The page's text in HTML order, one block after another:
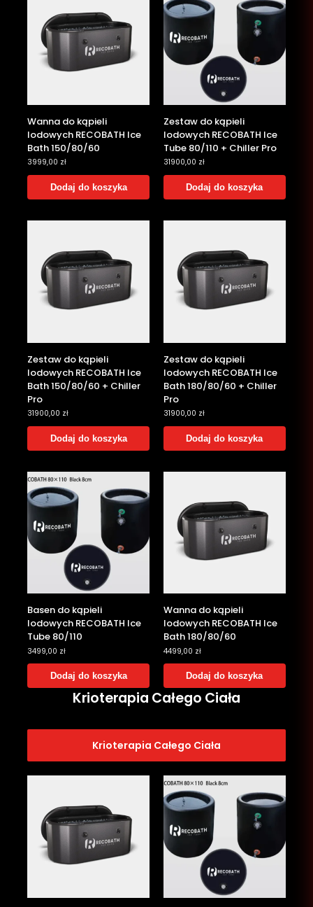
Wanna do kąpieli
lodowych RECOBATH Ice
Bath 150/80/60
3999,00 zł
Dodaj do koszyka
Zestaw do kąpieli
lodowych RECOBATH Ice
Tube 80/110 + Chiller Pro
31900,00 zł
Dodaj do koszyka
Zestaw do kąpieli
lodowych RECOBATH Ice
Bath 150/80/60 + Chiller
Pro
31900,00 zł
Dodaj do koszyka
Zestaw do kąpieli
lodowych RECOBATH Ice
Bath 180/80/60 + Chiller
Pro
31900,00 zł
Dodaj do koszyka
Basen do kąpieli
lodowych RECOBATH Ice
Tube 80/110
3499,00 zł
Dodaj do koszyka
Wanna do kąpieli
lodowych RECOBATH Ice
Bath 180/80/60
4499,00 zł
Dodaj do koszyka
Krioterapia Całego Ciała
Krioterapia Całego Ciała